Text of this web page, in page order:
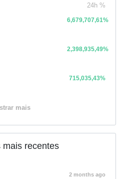
24h %
6,679,707,61%
2,398,935,49%
715,035,43%
mais
mais recentes
2 months ago